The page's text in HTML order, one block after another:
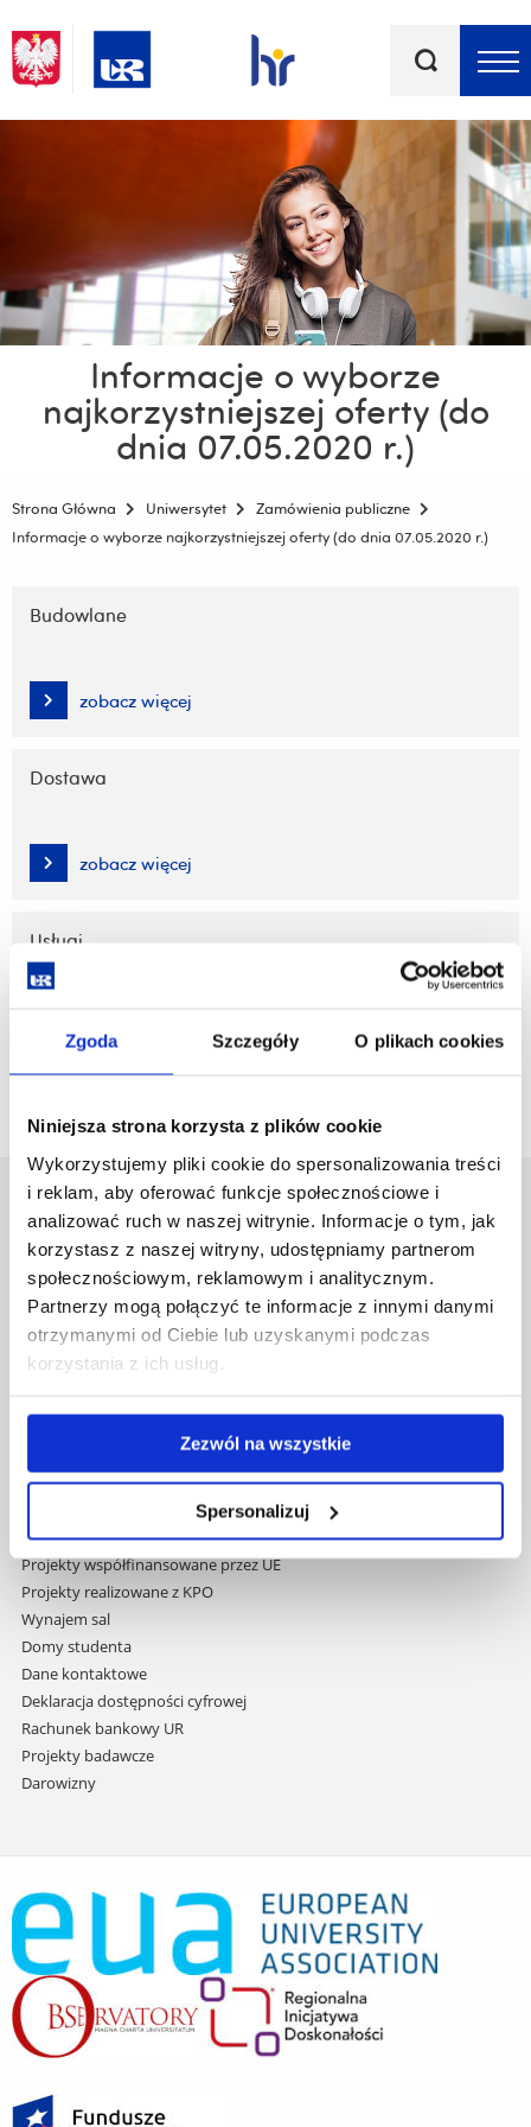
Zgoda Szczegóły O plikach cookies
Niniejsza strona korzysta z plików cookie
Wykorzystujemy pliki cookie do spersonalizowania treści
i reklam, aby oferować funkcje społecznościowe i
analizować ruch w naszej witrynie. Informacje o tym, jak
korzystasz z naszej witryny, udostępniamy partnerom
społecznościowym, reklamowym i analitycznym.
Partnerzy mogą połączyć te informacje z innymi danymi
otrzymanymi od Ciebie lub uzyskanymi podczas
korzystania z ich usług.
Zezwól na wszystkie
Spersonalizuj
kluczowe
Informacje o wyborze
najkorzystniejszej oferty (do
dnia 07.05.2020 r.)
Strona Główna Uniwersytet
Zamówienia publiczne
Informacje o wyborze najkorzystniejszej oferty (do dnia 07.05.2020 r.)
nawigację
treści
Budowlane
zobacz więcej
Dostawa
zobacz więcej
Usługi
Uniwersytet Rzeszowski
Al. Tadeusza Rejtana 16C
35-959 Rzeszów
Pomiń
nawigację
do
Polityka prywatności
Mapa serwisu
Biblioteka
Praca na UR
Fundusze strukturalne
Projekty współfinansowane przez UE
Projekty realizowane z KPO
Wynajem sal
Domy studenta
Dane kontaktowe
Deklaracja dostępności cyfrowej
Rachunek bankowy UR
Projekty badawcze
Darowizny